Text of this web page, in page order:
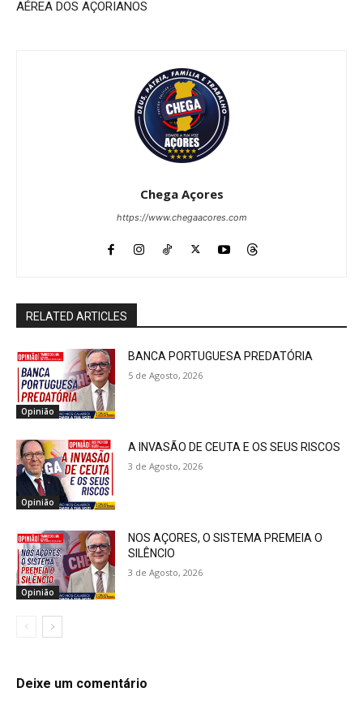
AÉREA DOS AÇORIANOS
Chega Açores
https://www.chegaacores.com
RELATED ARTICLES
Opinião
BANCA PORTUGUESA PREDATÓRIA
5 de Agosto, 2026
Opinião
A INVASÃO DE CEUTA E OS SEUS RISCOS
3 de Agosto, 2026
Opinião
NOS AÇORES, O SISTEMA PREMEIA O
SILÊNCIO
3 de Agosto, 2026
Deixe um comentário